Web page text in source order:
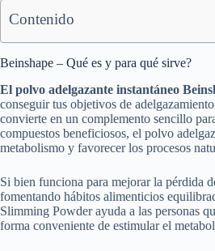
Contenido
Beinshape – Qué es y para qué sirve?
El polvo adelgazante instantáneo
conseguir tus objetivos de
convierte en un complemento sencillo
compuestos beneficiosos, el polvo
metabolismo y favorecer los procesos
Si bien funciona para mejorar la pérdida
fomentando hábitos alimenticios
Slimming Powder ayuda a las personas
forma conveniente de estimular el